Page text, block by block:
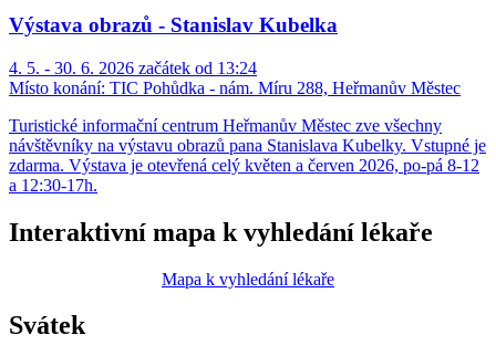
Výstava obrazů - Stanislav Kubelka
4. 5. - 30. 6. 2026 začátek od 13:24
Místo konání: TIC Pohůdka - nám. Míru 288, Heřmanův Městec
Turistické informační centrum Heřmanův Městec zve všechny
návštěvníky na výstavu obrazů pana Stanislava Kubelky. Vstupné je
zdarma. Výstava je otevřená celý květen a červen 2026, po-pá 8-12
a 12:30-17h.
Interaktivní mapa k vyhledání lékaře
Mapa k vyhledání lékaře
Svátek